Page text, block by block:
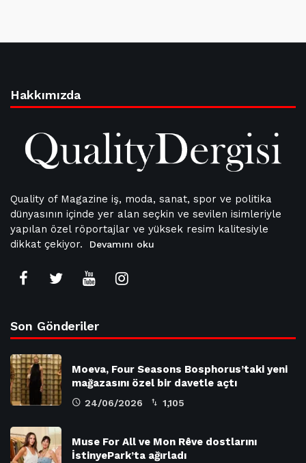
Hakkımızda
Quality of Magazine iş, moda, sanat, spor ve politika
dünyasının içinde yer alan seçkin ve sevilen isimleriyle
yapılan özel röportajlar ve yüksek resim kalitesiyle
dikkat çekiyor.
Devamını oku
Son Gönderiler
Moeva, Four Seasons Bosphorus’taki yeni
mağazasını özel bir davetle açtı
24/06/2026 1,105
Muse For All ve Mon Rêve dostlarını
İstinyePark’ta ağırladı